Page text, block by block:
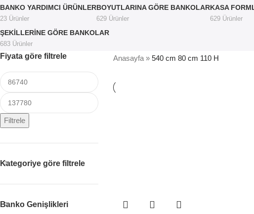
BANKO YARDIMCI ÜRÜNLER
23 Ürünler
BOYUTLARINA GÖRE BANKOLAR
629 Ürünler
KASA
629 Ürünler
ŞEKILLERINE GÖRE BANKOLAR
683 Ürünler
Fiyata göre filtrele
Filtrele
Kategoriye göre filtrele
Banko Genişlikleri
Anasayfa » 540 cm 80 cm 110 H